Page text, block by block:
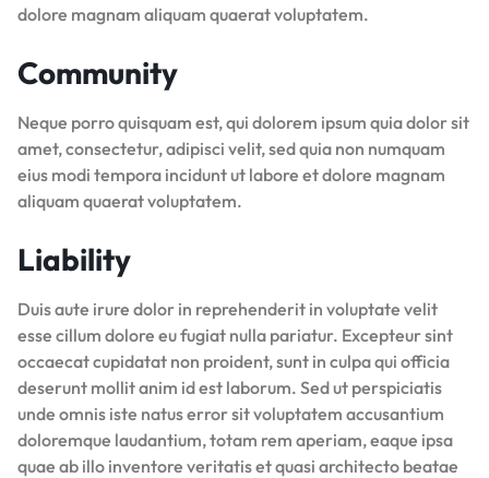
dolore magnam aliquam quaerat voluptatem.
Community
Neque porro quisquam est, qui dolorem ipsum quia dolor sit
amet, consectetur, adipisci velit, sed quia non numquam
eius modi tempora incidunt ut labore et dolore magnam
aliquam quaerat voluptatem.
Liability
Duis aute irure dolor in reprehenderit in voluptate velit
esse cillum dolore eu fugiat nulla pariatur. Excepteur sint
occaecat cupidatat non proident, sunt in culpa qui officia
deserunt mollit anim id est laborum. Sed ut perspiciatis
unde omnis iste natus error sit voluptatem accusantium
doloremque laudantium, totam rem aperiam, eaque ipsa
quae ab illo inventore veritatis et quasi architecto beatae